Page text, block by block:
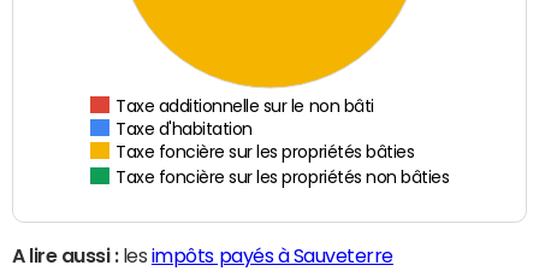
Taxe additionnelle sur le non bâti
Taxe d'habitation
Taxe foncière sur les propriétés bâties
Taxe foncière sur les propriétés non bâties
A lire aussi :les impôts payés à Sauveterre